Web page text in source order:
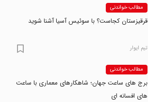
مطالب خواندنی
قرقیزستان کجاست؟ با سوئیس آسیا آشنا شوید
تیم ایوار
مطالب خواندنی
برج های ساعت جهان؛ شاهکارهای معماری با ساعت
های افسانه ای